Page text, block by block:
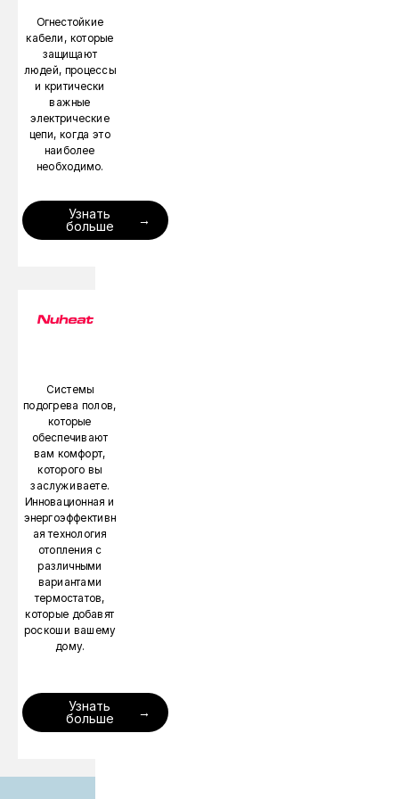
Огнестойкие
кабели, которые
защищают
людей, процессы
и критически
важные
электрические
цепи, когда это
наиболее
необходимо.
Узнать
больше
Системы
подогрева полов,
которые
обеспечивают
вам комфорт,
которого вы
заслуживаете.
Инновационная и
энергоэффективн
ая технология
отопления с
различными
вариантами
термостатов,
которые добавят
роскоши вашему
дому.
Узнать
больше